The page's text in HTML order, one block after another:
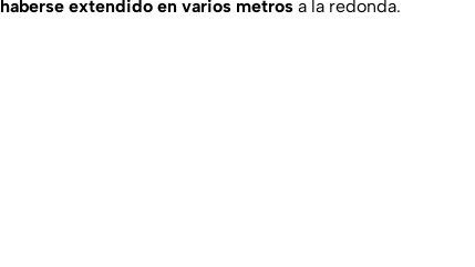
haberse extendido en varios metros a la redonda.